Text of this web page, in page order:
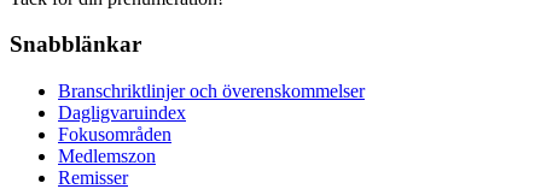
Snabblänkar
Branschriktlinjer och överenskommelser
Dagligvaruindex
Fokusområden
Medlemszon
Remisser